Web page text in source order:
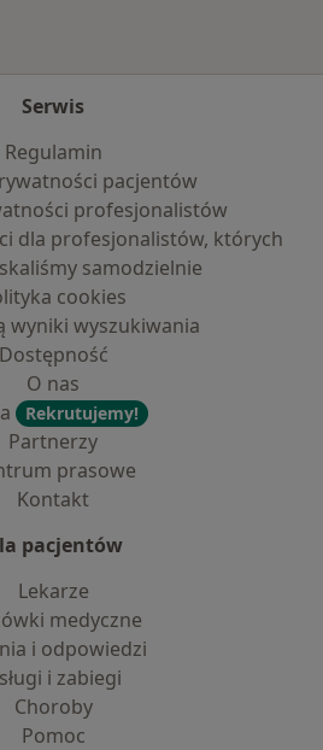
Serwis
Regulamin
pacjentów
profesjonalistów
dla profesjonalistów, których
samodzielnie
cookies
wyniki wyszukiwania
Dostępność
O nas
Rekrutujemy!
Partnerzy
prasowe
Kontakt
pacjentów
Lekarze
medyczne
i odpowiedzi
i zabiegi
Choroby
Pomoc